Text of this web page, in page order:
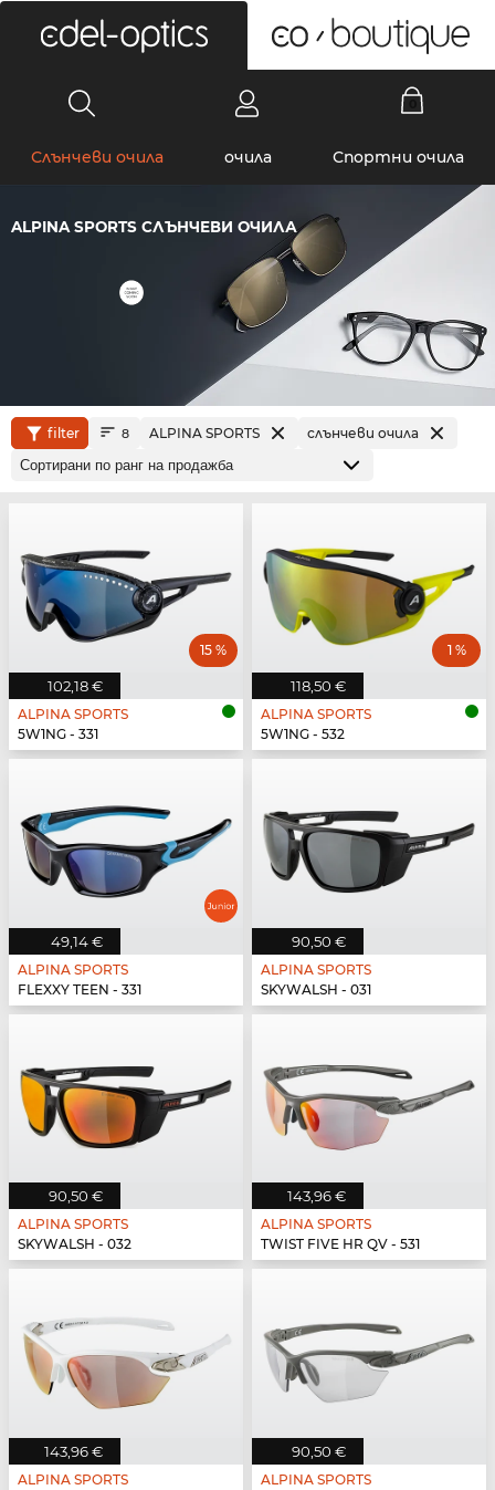
Слънчеви очила очила Спортни очила
ALPINA SPORTS СЛЪНЧЕВИ ОЧИЛА
filter 8 ALPINA SPORTS слънчеви очила
102,18 €
15 %
ALPINA SPORTS
5W1NG - 331
118,50 €
1 %
ALPINA SPORTS
5W1NG - 532
49,14 €
ALPINA SPORTS
FLEXXY TEEN - 331
90,50 €
ALPINA SPORTS
SKYWALSH - 031
90,50 €
ALPINA SPORTS
SKYWALSH - 032
143,96 €
ALPINA SPORTS
TWIST FIVE HR QV - 531
143,96 €
ALPINA SPORTS
90,50 €
ALPINA SPORTS